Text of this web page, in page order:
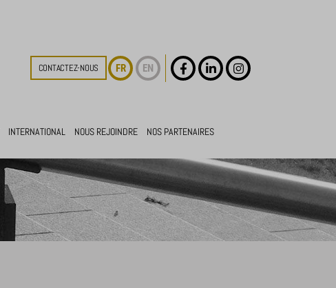
CONTACTEZ-NOUS FR EN
INTERNATIONAL NOUS REJOINDRE NOS PARTENAIRES